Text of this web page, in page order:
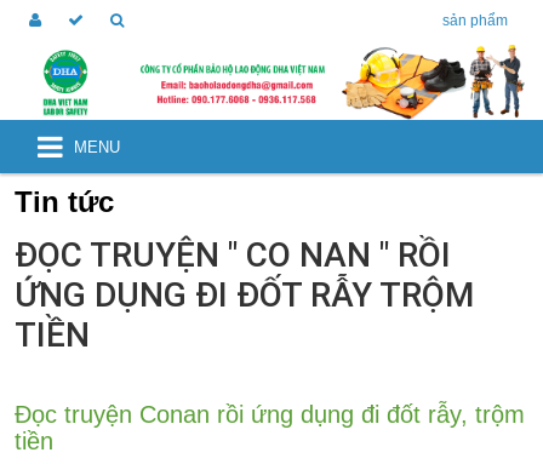
sản phẩm
MENU
Tin tức
ĐỌC TRUYỆN " CO NAN " RỒI
ỨNG DỤNG ĐI ĐỐT RẪY TRỘM
TIỀN
Đọc truyện Conan rồi ứng dụng đi đốt rẫy, trộm
tiền